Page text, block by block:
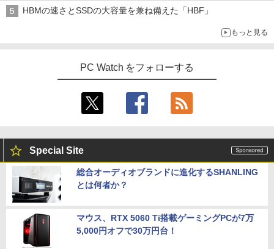
アースドリームス 厳選おまかせモニター
21.5型〜27型ワイド 【HDMI対応 / FULL
witch PS4 PS5対応 【整備済み中古品】
￥6,470
モニター 15.6インチ 1080PフルHD ディ
スプレイ VESA対応 コスパ デュアルモニ
ター サブモニター ゲーミングモニター
ポータブルモニター 外付けモニター リモ
ートワーク IPS mini pc ミニPC 多デバ
￥9,480
バムとケロのデイブック Bam and Ker
￥4,950
HBMの速さとSSDの大容量を兼ね備えた「HBF」
もっと見る
PC Watch をフォローする
Special Site
総合オーディオブランドに進化するSHANLING
とは何者か？
マウス、RTX 5060 Ti搭載ゲーミングPCが7万
5,000円オフで30万円台！